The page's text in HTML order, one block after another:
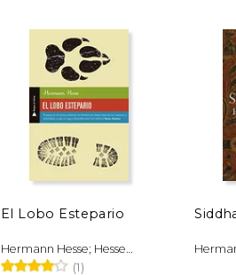
dcto.
$
$
El Lobo Estepario
Hermann Hesse; Hesse
Hermann
(1)